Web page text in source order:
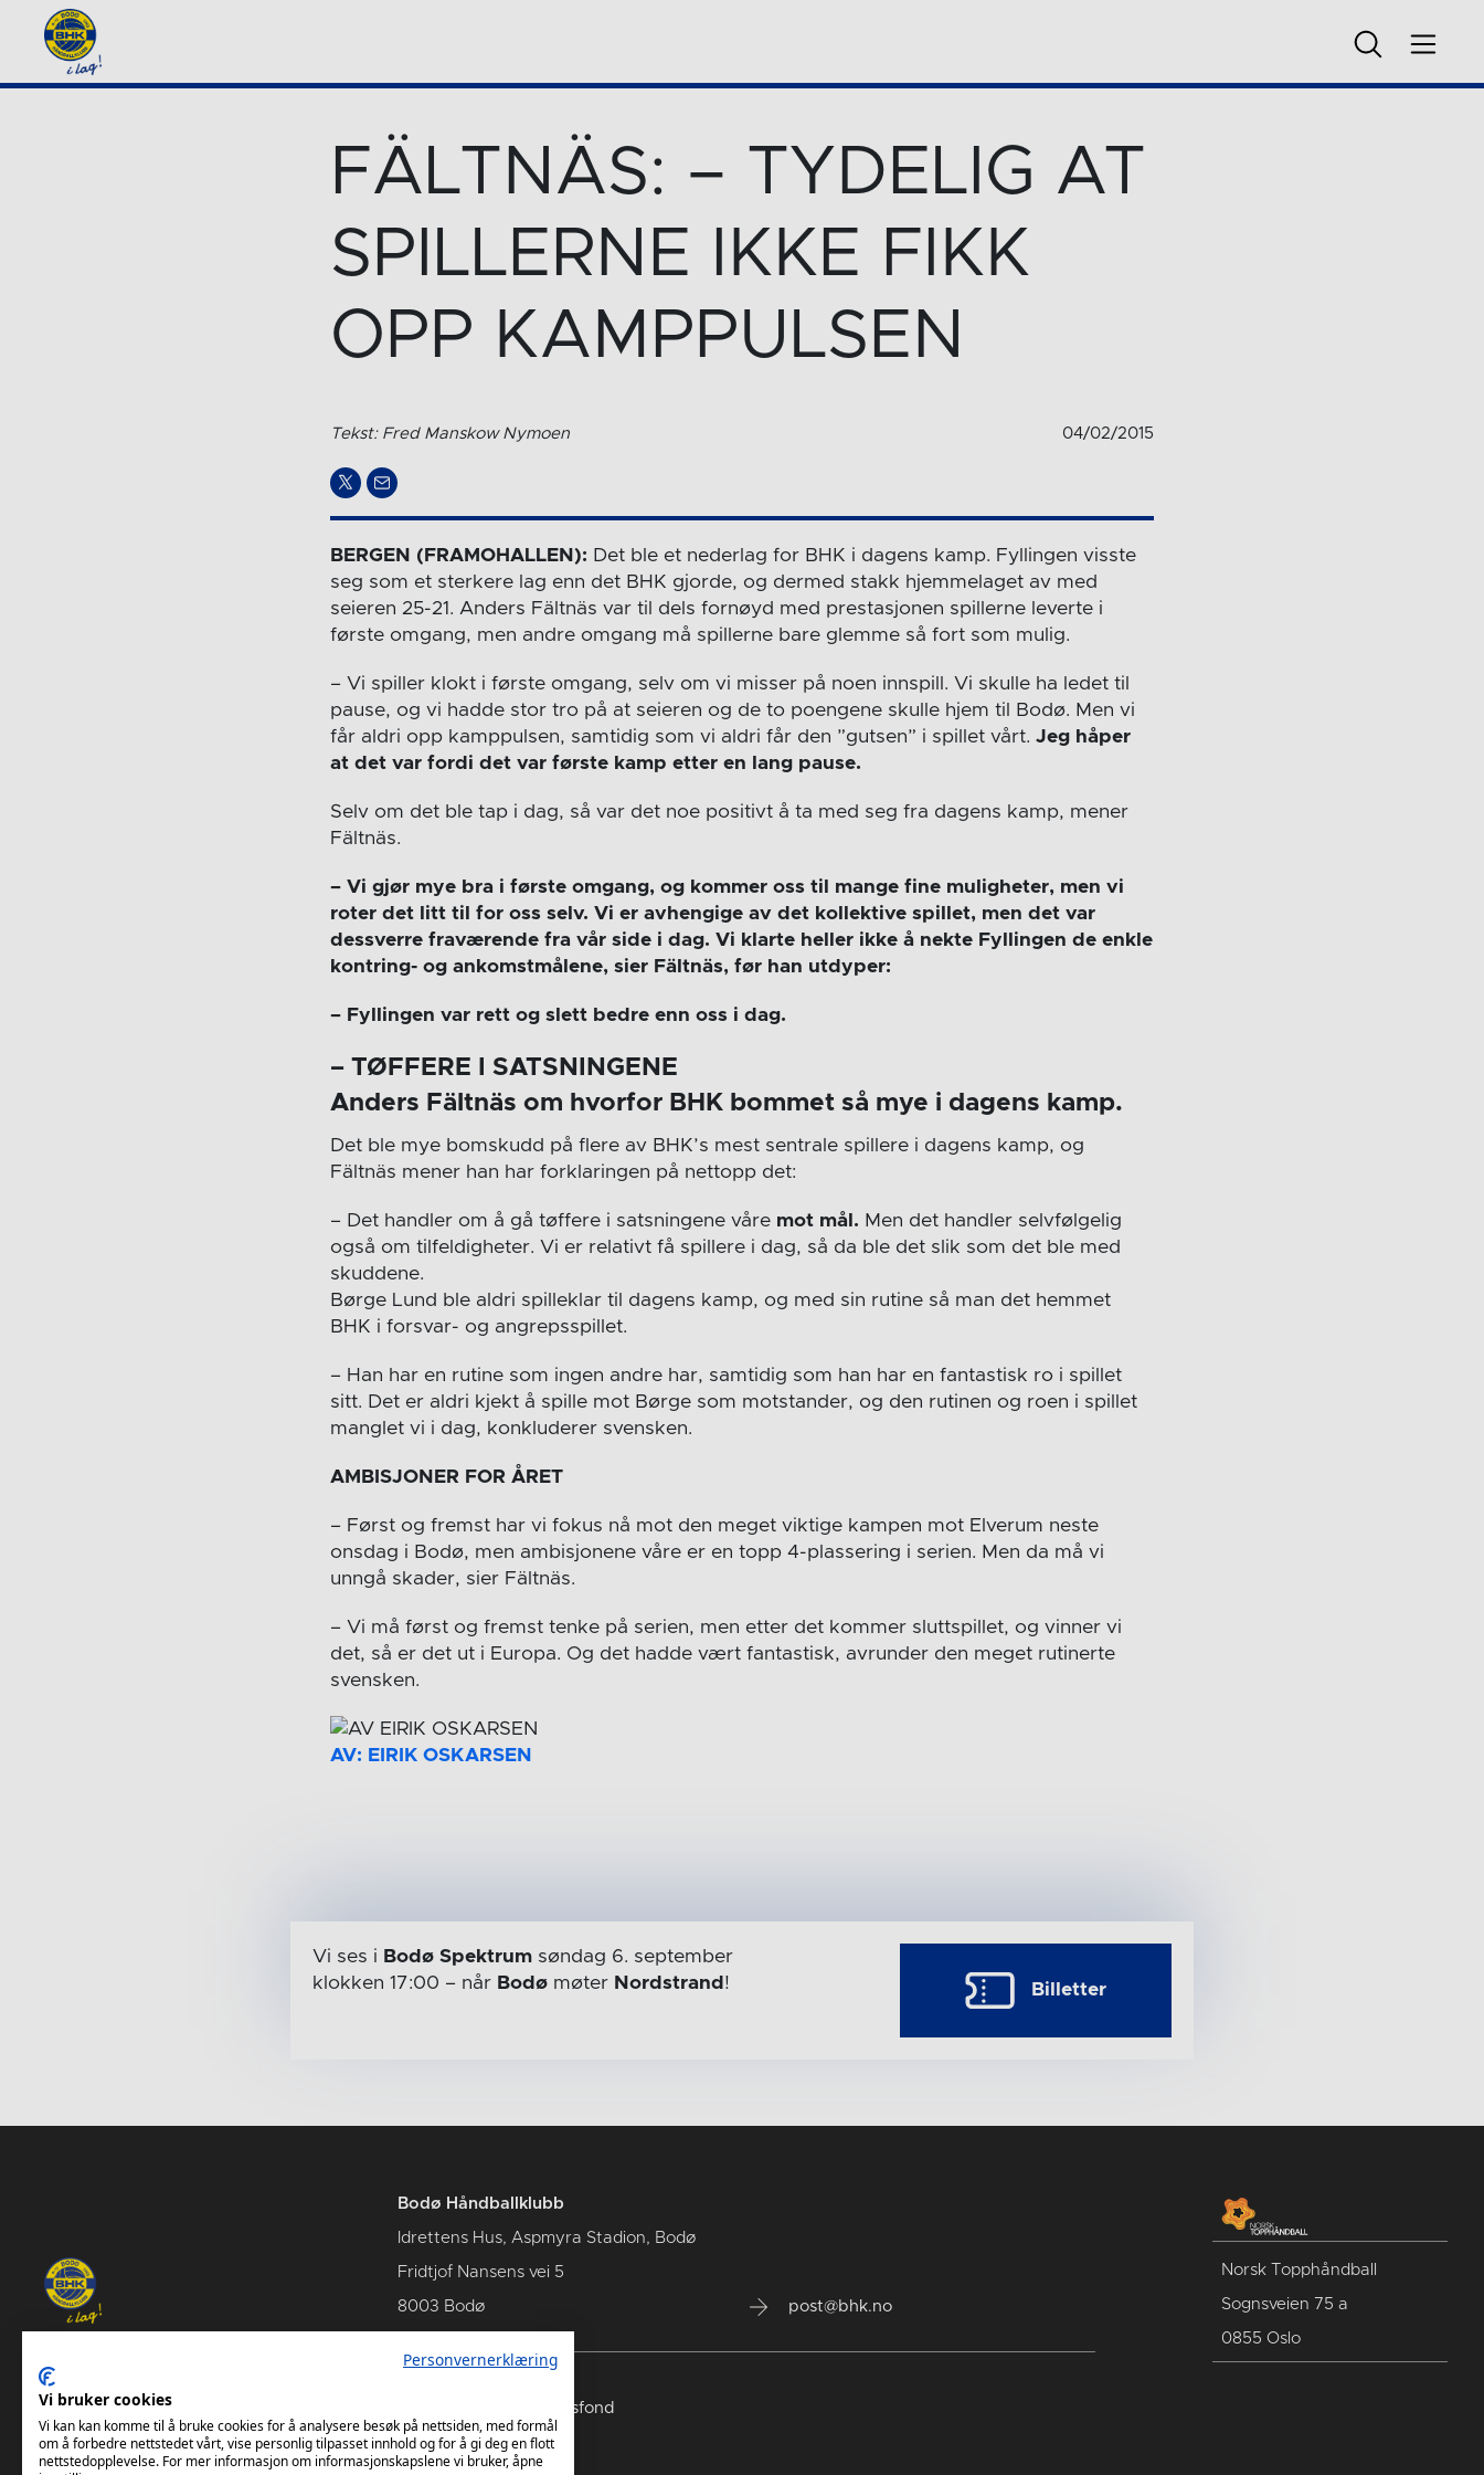
FÄLTNÄS: – TYDELIG AT
SPILLERNE IKKE FIKK
OPP KAMPPULSEN
Tekst: Fred Manskow Nymoen 04/02/2015
BERGEN (FRAMOHALLEN): Det ble et nederlag for BHK i dagens kamp. Fyllingen visste
seg som et sterkere lag enn det BHK gjorde, og dermed stakk hjemmelaget av med
seieren 25-21. Anders Fältnäs var til dels fornøyd med prestasjonen spillerne leverte i
første omgang, men andre omgang må spillerne bare glemme så fort som mulig.
– Vi spiller klokt i første omgang, selv om vi misser på noen innspill. Vi skulle ha ledet til
pause, og vi hadde stor tro på at seieren og de to poengene skulle hjem til Bodø. Men vi
får aldri opp kamppulsen, samtidig som vi aldri får den ”gutsen” i spillet vårt.Jeg håper
at det var fordi det var første kamp etter en lang pause.
Selv om det ble tap i dag, så var det noe positivt å ta med seg fra dagens kamp, mener
Fältnäs.
– Vi gjør mye bra i første omgang, og kommer oss til mange fine muligheter, men vi
roter det litt til for oss selv. Vi er avhengige av det kollektive spillet, men det var
dessverre fraværende fra vår side i dag. Vi klarte heller ikke å nekte Fyllingen de enkle
kontring- og ankomstmålene, sier Fältnäs, før han utdyper:
– Fyllingen var rett og slett bedre enn oss i dag.
– TØFFERE I SATSNINGENE
Anders Fältnäs om hvorfor BHK bommet så mye i dagens kamp.
Det ble mye bomskudd på flere av BHK’s mest sentrale spillere i dagens kamp, og
Fältnäs mener han har forklaringen på nettopp det:
– Det handler om å gå tøffere i satsningene våre mot mål. Men det handler selvfølgelig
også om tilfeldigheter. Vi er relativt få spillere i dag, så da ble det slik som det ble med
skuddene.
Børge Lund ble aldri spilleklar til dagens kamp, og med sin rutine så man det hemmet
BHK i forsvar- og angrepsspillet.
– Han har en rutine som ingen andre har, samtidig som han har en fantastisk ro i spillet
sitt. Det er aldri kjekt å spille mot Børge som motstander, og den rutinen og roen i spillet
manglet vi i dag, konkluderer svensken.
AMBISJONER FOR ÅRET
– Først og fremst har vi fokus nå mot den meget viktige kampen mot Elverum neste
onsdag i Bodø, men ambisjonene våre er en topp 4-plassering i serien. Men da må vi
unngå skader, sier Fältnäs.
– Vi må først og fremst tenke på serien, men etter det kommer sluttspillet, og vinner vi
det, så er det ut i Europa. Og det hadde vært fantastisk, avrunder den meget rutinerte
svensken.
AV: EIRIK OSKARSEN
Vi ses i Bodø Spektrumsøndag 6. september
klokken 17:00 – når Bodømøter Nordstrand ! Billetter
Bodø Håndballklubb
Idrettens Hus, Aspmyra Stadion, Bodø
Fridtjof Nansens vei 5
8003 Bodø post@bhk.no
BILLETTER BHK`S Solidaritetsfond
Norsk Topphåndball
Sognsveien 75 a
0855 Oslo
Personvernerklæring
Vi bruker cookies
Vi kan kan komme til å bruke cookies for å analysere besøk på nettsiden, med formål
om å forbedre nettstedet vårt, vise personlig tilpasset innhold og for å gi deg en flott
nettstedopplevelse. For mer informasjon om informasjonskapslene vi bruker, åpne